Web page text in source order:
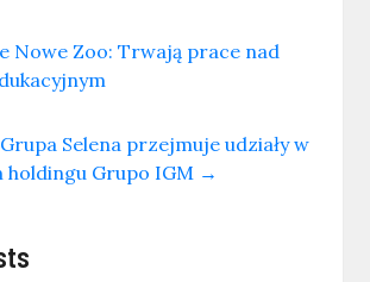
Nowe Zoo: Trwają prace nad
Selena przejmuje udziały w
holdingu Grupo IGM →